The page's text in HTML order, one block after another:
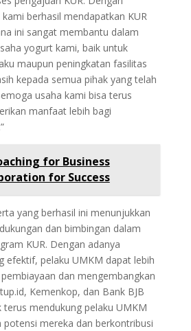
berhasil mendapatkan KUR
ini sangat membantu dalam
yogurt kami, baik untuk
maupun peningkatan fasilitas
kepada semua pihak yang telah
usaha kami bisa terus
manfaat lebih bagi
for Business
for Success
yang berhasil ini menunjukkan
dan bimbingan dalam
KUR. Dengan adanya
efektif, pelaku UMKM dapat lebih
dan mengembangkan
Kemenkop, dan Bank BJB
mendukung pelaku UMKM
mereka dan berkontribusi